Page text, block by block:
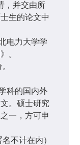
，并交由所
生的论文中
电力大学学
。
科的国内外
。硕士研究
一，方可申
不计在内）